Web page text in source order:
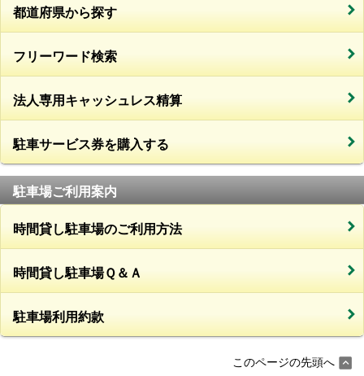
都道府県から探す
フリーワード検索
法人専用キャッシュレス精算
駐車サービス券を購入する
駐車場ご利用案内
時間貸し駐車場のご利用方法
時間貸し駐車場Ｑ＆Ａ
駐車場利用約款
このページの先頭へ